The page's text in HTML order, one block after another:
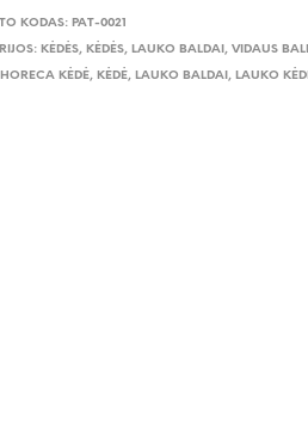
KODAS: PAT-0021
KĖDĖS, KĖDĖS, LAUKO BALDAI ,VIDAUS
HORECA KĖDĖ, KĖDĖ, LAUKO BALDAI , LAUKO